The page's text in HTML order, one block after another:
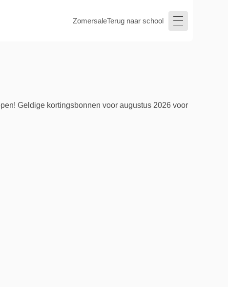
ZomersaleTerug naar school
Geldige kortingsbonnen voor augustus 2026 voor